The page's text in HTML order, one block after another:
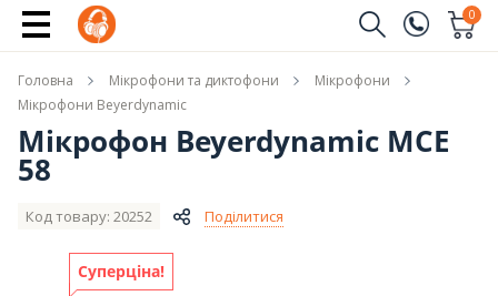
(096)
(044)
0
Ім'я
Телефон
Головна Мікрофони та диктофони
Мікрофони
Мікрофони Beyerdynamic
Мікрофон Beyerdynamic MCE
58
Код товару: 20252 Поділитися
Суперціна!
Купити